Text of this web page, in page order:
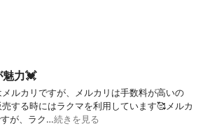
魅力💓
ルカリですが、メルカリは手数料が高いの
する時にはラクマを利用しています🥰メルカ
すが、ラク…続きを見る